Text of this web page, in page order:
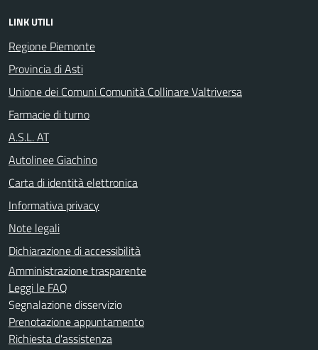
LINK UTILI
Regione Piemonte
Provincia di Asti
Unione dei Comuni Comunità Collinare Valtriversa
Farmacie di turno
A.S.L. AT
Autolinee Giachino
Carta di identità elettronica
Informativa privacy
Note legali
Dichiarazione di accessibilità
Amministrazione trasparente
Leggi le FAQ
Segnalazione disservizio
Prenotazione appuntamento
Richiesta d'assistenza